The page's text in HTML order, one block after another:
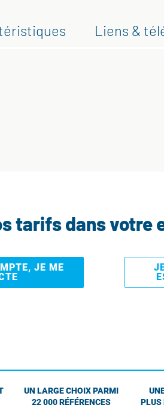
Liens &
tarifs dans votre
JE ME
UN LARGE CHOIX PARMI
22 000 RÉFÉRENCES
PLUS